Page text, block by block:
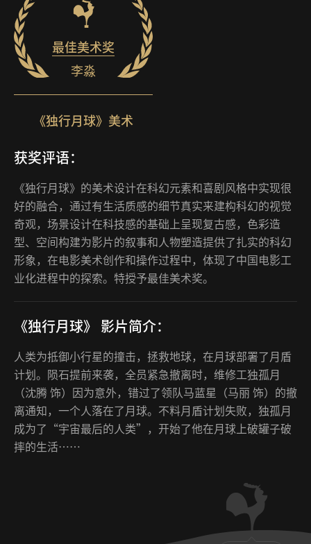
最佳美术奖
李淼
《独行月球》美术
获奖评语：
《独行月球》的美术设计在科幻元素和喜剧风格中实现很
好的融合，通过有生活质感的细节真实来建构科幻的视觉
奇观，场景设计在科技感的基础上呈现复古感，色彩造
型、空间构建为影片的叙事和人物塑造提供了扎实的科幻
形象，在电影美术创作和操作过程中，体现了中国电影工
业化进程中的探索。特授予最佳美术奖。
《独行月球》 影片简介：
人类为抵御小行星的撞击，拯救地球，在月球部署了月盾
计划。陨石提前来袭，全员紧急撤离时，维修工独孤月
（沈腾 饰）因为意外，错过了领队马蓝星（马丽 饰）的撤
离通知，一个人落在了月球。不料月盾计划失败，独孤月
成为了“宇宙最后的人类”，开始了他在月球上破罐子破
摔的生活……